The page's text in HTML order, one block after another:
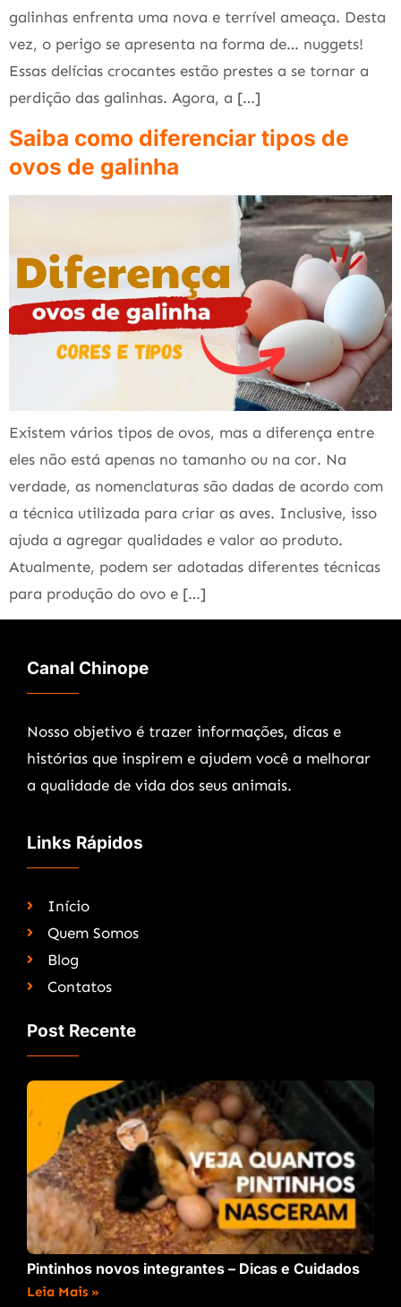
galinhas enfrenta uma nova e terrível ameaça. Desta
vez, o perigo se apresenta na forma de… nuggets!
Essas delícias crocantes estão prestes a se tornar a
perdição das galinhas. Agora, a […]
Saiba como diferenciar tipos de
ovos de galinha
Existem vários tipos de ovos, mas a diferença entre
eles não está apenas no tamanho ou na cor. Na
verdade, as nomenclaturas são dadas de acordo com
a técnica utilizada para criar as aves. Inclusive, isso
ajuda a agregar qualidades e valor ao produto.
Atualmente, podem ser adotadas diferentes técnicas
para produção do ovo e […]
Canal Chinope
Nosso objetivo é trazer informações, dicas e
histórias que inspirem e ajudem você a melhorar
a qualidade de vida dos seus animais.
Links Rápidos
Início
Quem Somos
Blog
Contatos
Post Recente
Pintinhos novos integrantes – Dicas e Cuidados
Leia Mais »